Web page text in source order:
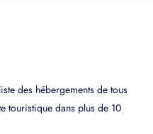
des hébergements de tous
touristique dans plus de 10